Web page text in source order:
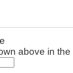
above in